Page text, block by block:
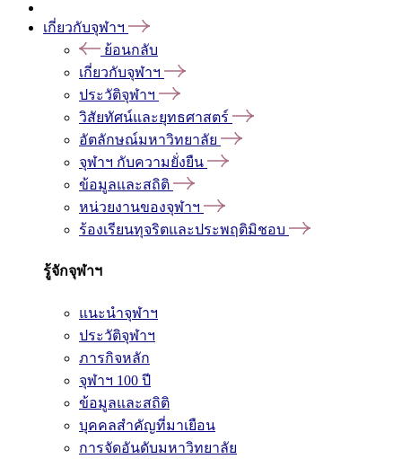
เกี่ยวกับจุฬาฯ
ย้อนกลับ
เกี่ยวกับจุฬาฯ
ประวัติจุฬาฯ
วิสัยทัศน์และยุทธศาสตร์
อัตลักษณ์มหาวิทยาลัย
จุฬาฯ กับความยั่งยืน
ข้อมูลและสถิติ
หน่วยงานของจุฬาฯ
ร้องเรียนทุจริตและประพฤติมิชอบ
รู้จักจุฬาฯ
แนะนำจุฬาฯ
ประวัติจุฬาฯ
ภารกิจหลัก
จุฬาฯ 100 ปี
ข้อมูลและสถิติ
บุคคลสำคัญที่มาเยือน
การจัดอันดับมหาวิทยาลัย